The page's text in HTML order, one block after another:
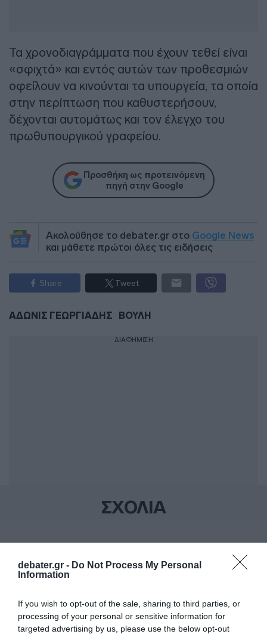
debater.gr - Do Not Process My Personal
Information
If you wish to opt-out of the sale, sharing to third parties, or
processing of your personal or sensitive information for
targeted advertising by us, please use the below opt-out
Τα χρονοδιαγράμματα που έχουν τεθεί είναι
«σφιχτά» και εντός αυτών των προθεσμιών
οφείλουν να κινούνται τα υπουργεία, τα οποία
στην περίπτωση που καθυστερήσουν,
δέχονται αυτομάτως και τον έλεγχο του
πρωθυπουργικού γραφείου.
Προσθήκη ως προτεινόμενη
πηγή στην Google
Ακολούθησε το debater.gr στο Google News
και μάθετε πρώτοι όλες τις ειδήσεις
Share Tweet
ΑΔΩΝΙΣ ΓΕΩΡΓΙΑΔΗΣ ΒΟΥΛΗ
ΔΙΑΦΗΜΙΣΗ
ΣΧΟΛΙΑ